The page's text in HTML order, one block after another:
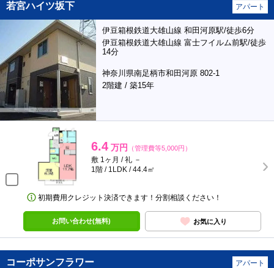
若宮ハイツ坂下 アパート
伊豆箱根鉄道大雄山線 和田河原駅/徒歩6分
伊豆箱根鉄道大雄山線 富士フイルム前駅/徒歩
14分
神奈川県南足柄市和田河原 802-1
2階建 / 築15年
6.4 万円 （管理費等5,000円）
敷 1ヶ月 / 礼 －
1階 / 1LDK / 44.4㎡
初期費用クレジット決済できます！分割相談ください！
お問い合わせ(無料) お気に入り
コーポサンフラワー アパート